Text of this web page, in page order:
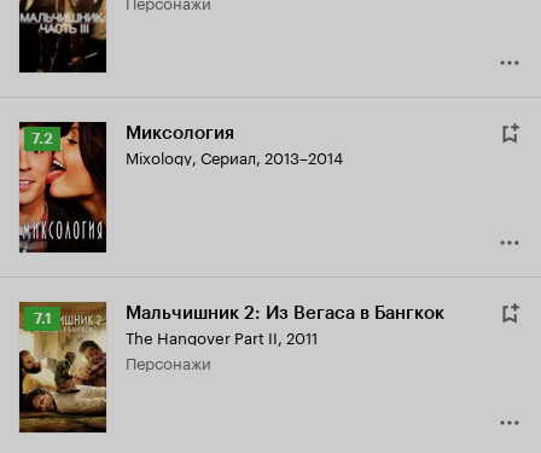
6.4
Рейтинг
Кинопоиска
7.2
7.2 Миксология
Mixology, Сериал, 2013–2014
Рейтинг
Кинопоиска
7.1
7.1 Мальчишник 2: Из Вегаса в Бангкок
The Hangover Part II, 2011
персонажи